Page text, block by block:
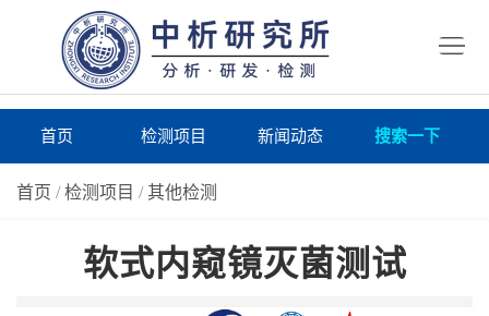
首页 检测项目 新闻动态 搜索一下
首页 /检测项目 /其他检测
软式内窥镜灭菌测试